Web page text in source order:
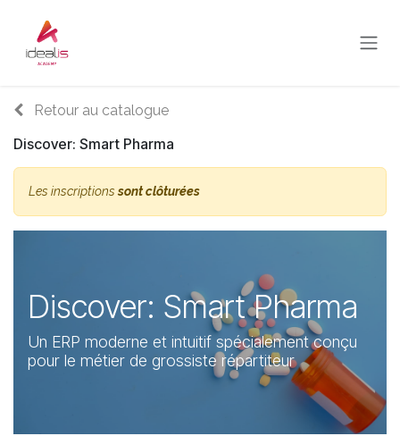
Retour au catalogue
Discover: Smart Pharma
Les inscriptionssont clôturées
Discover: Smart Pharma
Un ERP moderne et intuitif spécialement conçu
pour le métier de grossiste répartiteur